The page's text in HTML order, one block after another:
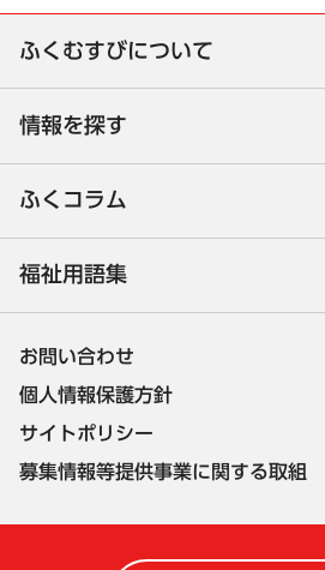
ふくむすびについて
情報を探す
ふくコラム
福祉用語集
お問い合わせ
個人情報保護方針
サイトポリシー
募集情報等提供事業に関する取組
株式会社セルコ